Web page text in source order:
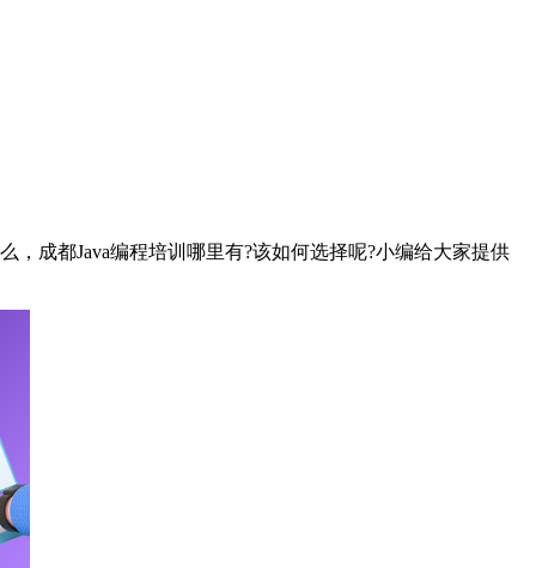
，成都Java编程培训哪里有?该如何选择呢?小编给大家提供